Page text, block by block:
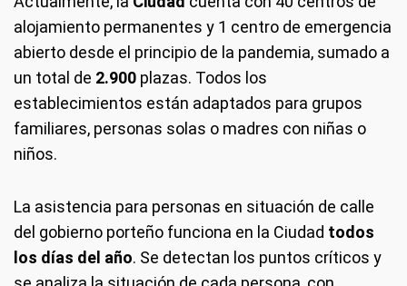
alojamiento permanentes y 1 centro de emergencia
abierto desde el principio de la pandemia, sumado a
un total de 2.900 plazas. Todos los
establecimientos están adaptados para grupos
familiares, personas solas o madres con niñas o
niños.
La asistencia para personas en situación de calle
del gobierno porteño funciona en la Ciudad todos
los días del año. Se detectan los puntos críticos y